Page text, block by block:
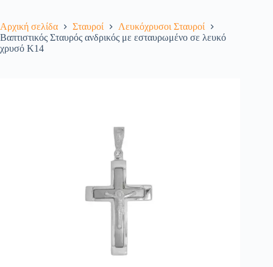
Αρχική σελίδα Σταυροί
Λευκόχρυσοι Σταυροί
Βαπτιστικός Σταυρός ανδρικός με εσταυρωμένο σε λευκό
χρυσό K14